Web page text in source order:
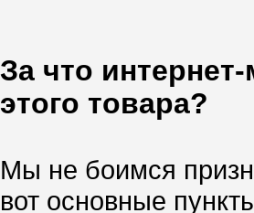
За что
этого товара?
Мы не боимся
вот основные